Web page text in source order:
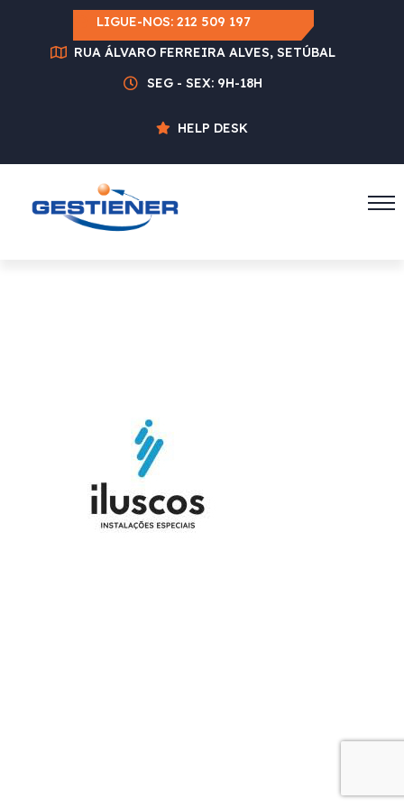
LIGUE-NOS: 212 509 197
RUA ÁLVARO FERREIRA ALVES, SETÚBAL
SEG - SEX: 9H-18H
HELP DESK